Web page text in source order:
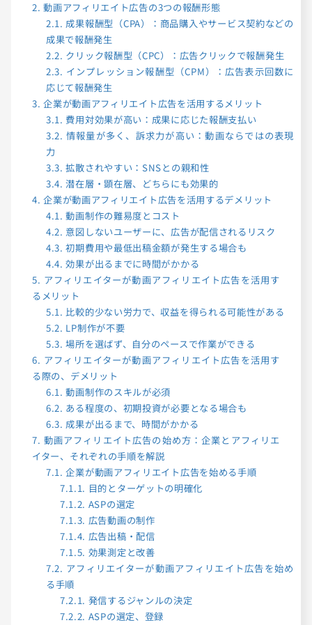
2. 動画アフィリエイト広告の3つの報酬形態
2.1. 成果報酬型（CPA）：商品購入やサービス契約などの
成果で報酬発生
2.2. クリック報酬型（CPC）：広告クリックで報酬発生
2.3. インプレッション報酬型（CPM）：広告表示回数に
応じて報酬発生
3. 企業が動画アフィリエイト広告を活用するメリット
3.1. 費用対効果が高い：成果に応じた報酬支払い
3.2. 情報量が多く、訴求力が高い：動画ならではの表現
力
3.3. 拡散されやすい：SNSとの親和性
3.4. 潜在層・顕在層、どちらにも効果的
4. 企業が動画アフィリエイト広告を活用するデメリット
4.1. 動画制作の難易度とコスト
4.2. 意図しないユーザーに、広告が配信されるリスク
4.3. 初期費用や最低出稿金額が発生する場合も
4.4. 効果が出るまでに時間がかかる
5. アフィリエイターが動画アフィリエイト広告を活用す
るメリット
5.1. 比較的少ない労力で、収益を得られる可能性がある
5.2. LP制作が不要
5.3. 場所を選ばず、自分のペースで作業ができる
6. アフィリエイターが動画アフィリエイト広告を活用す
る際の、デメリット
6.1. 動画制作のスキルが必須
6.2. ある程度の、初期投資が必要となる場合も
6.3. 成果が出るまで、時間がかかる
7. 動画アフィリエイト広告の始め方：企業とアフィリエ
イター、それぞれの手順を解説
7.1. 企業が動画アフィリエイト広告を始める手順
7.1.1. 目的とターゲットの明確化
7.1.2. ASPの選定
7.1.3. 広告動画の制作
7.1.4. 広告出稿・配信
7.1.5. 効果測定と改善
7.2. アフィリエイターが動画アフィリエイト広告を始め
る手順
7.2.1. 発信するジャンルの決定
7.2.2. ASPの選定、登録